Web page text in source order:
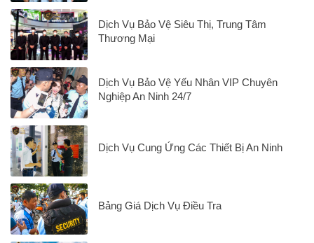
Dịch Vụ Bảo Vệ Siêu Thị, Trung Tâm
Thương Mại
Dịch Vụ Bảo Vệ Yếu Nhân VIP Chuyên
Nghiệp An Ninh 24/7
Dịch Vụ Cung Ứng Các Thiết Bị An Ninh
Bảng Giá Dịch Vụ Điều Tra